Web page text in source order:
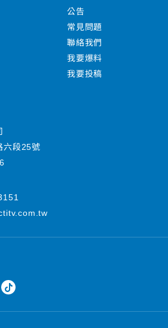
公告
常見問題
聯絡我們
我要爆料
我要投稿
六段25號